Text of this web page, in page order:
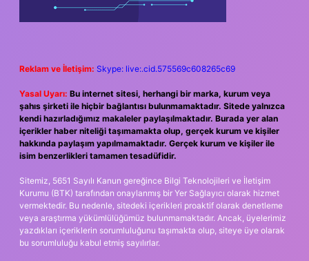
Reklam ve İletişim: Skype: live:.cid.575569c608265c69
Yasal Uyarı: Bu internet sitesi, herhangi bir marka, kurum veya
şahıs şirketi ile hiçbir bağlantısı bulunmamaktadır. Sitede yalnızca
kendi hazırladığımız makaleler paylaşılmaktadır. Burada yer alan
içerikler haber niteliği taşımamakta olup, gerçek kurum ve kişiler
hakkında paylaşım yapılmamaktadır. Gerçek kurum ve kişiler ile
isim benzerlikleri tamamen tesadüfidir.
Sitemiz, 5651 Sayılı Kanun gereğince Bilgi Teknolojileri ve İletişim
Kurumu (BTK) tarafından onaylanmış bir Yer Sağlayıcı olarak hizmet
vermektedir. Bu nedenle, sitedeki içerikleri proaktif olarak denetleme
veya araştırma yükümlülüğümüz bulunmamaktadır. Ancak, üyelerimiz
yazdıkları içeriklerin sorumluluğunu taşımakta olup, siteye üye olarak
bu sorumluluğu kabul etmiş sayılırlar.